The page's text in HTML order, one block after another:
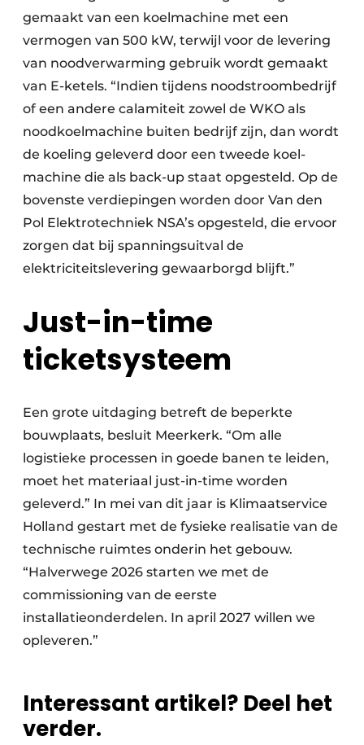
gemaakt van een koelmachine met een
vermogen van 500 kW, terwijl voor de levering
van noodverwarming gebruik wordt gemaakt
van E-ketels. “Indien tijdens noodstroombedrijf
of een andere calamiteit zowel de WKO als
noodkoel­machine buiten bedrijf zijn, dan wordt
de koeling geleverd door een tweede koel­
machine die als back-up staat opgesteld. Op de
bovenste verdiepingen worden door Van den
Pol Elektrotechniek NSA’s opgesteld, die ervoor
zorgen dat bij spanningsuitval de
elektriciteitslevering gewaarborgd blijft.”
Just-in-time
ticketsysteem
Een grote uitdaging betreft de beperkte
bouwplaats, besluit Meerkerk. “Om alle
logistieke processen in goede banen te leiden,
moet het materiaal just-in-time worden
geleverd.” In mei van dit jaar is Klimaatservice
Holland gestart met de fysieke realisatie van de
technische ruimtes onderin het gebouw.
“Halverwege 2026 starten we met de
commissioning van de eerste
installatieonderdelen. In april 2027 willen we
opleveren.”
Interessant artikel? Deel het
verder.